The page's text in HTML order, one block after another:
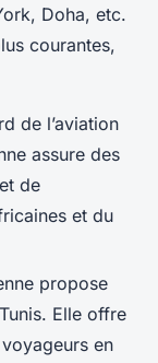
Doha, etc.
courantes,
de l’aviation
assure des
de
et du
propose
Elle offre
en